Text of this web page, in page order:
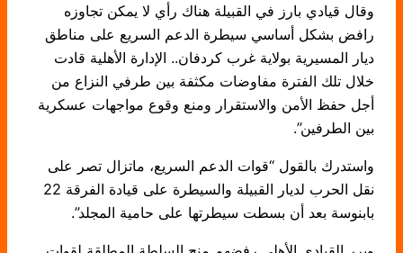
وقال قيادي بارز في القبيلة هناك رأي لا يمكن تجاوزه
رافض بشكل أساسي سيطرة الدعم السريع على مناطق
ديار المسيرية بولاية غرب كردفان.. الإدارة الأهلية قادت
خلال تلك الفترة مفاوضات مكثفة بين طرفي النزاع من
أجل حفظ الأمن والاستقرار ومنع وقوع مواجهات عسكرية
بين الطرفين”.
واستدرك بالقول “قوات الدعم السريع، ماتزال تصر على
نقل الحرب لديار القبيلة والسيطرة على قيادة الفرقة 22
بابنوسة بعد أن بسطت سيطرتها على حامية المجلد”.